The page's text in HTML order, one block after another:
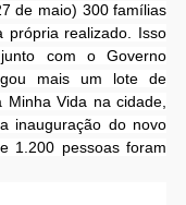
de maio) 300 famílias
própria realizado. Isso
com o Governo
mais um lote de
Minha Vida na cidade,
inauguração do novo
1.200 pessoas foram